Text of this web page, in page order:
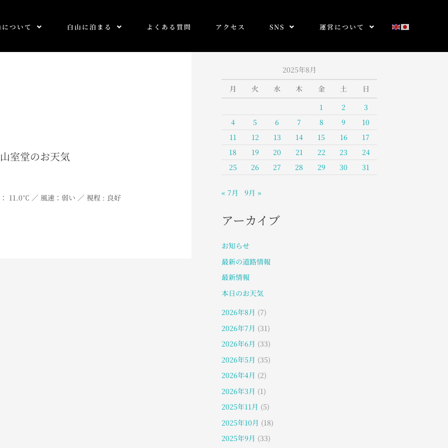
について 白山に泊まる よくある質問 アクセス SNS 運営について
室堂のお天気
11 .0℃ ／ 風速：弱い ／ 視程 : 良好
2025年8月
月
火 水 木 金 土
日
1
2
3
4
5 6 7 8 9
10
11
12 13 14 15 16
17
18
19 20 21 22 23
24
25
26 27 28 29 30 31
« 7月 9月 »
アーカイブ
お知らせ
最新の道路情報
最新情報
本日のお天気
2026年8月 (7)
2026年7月 (31)
2026年6月 (33)
2026年5月 (35)
2026年4月 (2)
2026年3月 (1)
2025年11月 (5)
2025年10月 (18)
2025年9月 (33)